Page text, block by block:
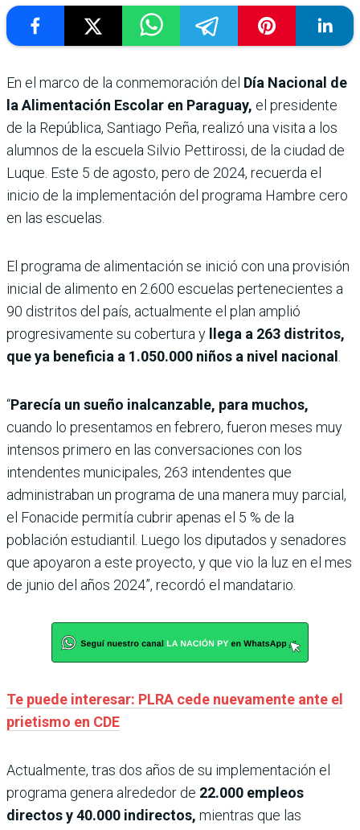
En el marco de la conmemoración del Día Nacional de
la Alimentación Escolar en Paraguay, el presidente
de la República, Santiago Peña, realizó una visita a los
alumnos de la escuela Silvio Pettirossi, de la ciudad de
Luque. Este 5 de agosto, pero de 2024, recuerda el
inicio de la implementación del programa Hambre cero
en las escuelas.
El programa de alimentación se inició con una provisión
inicial de alimento en 2.600 escuelas pertenecientes a
90 distritos del país, actualmente el plan amplió
progresivamente su cobertura y
llega a 263 distritos,
que ya beneficia a 1.050.000 niños a nivel nacional .
“Parecía un sueño inalcanzable, para muchos,
cuando lo presentamos en febrero, fueron meses muy
intensos primero en las conversaciones con los
intendentes municipales, 263 intendentes que
administraban un programa de una manera muy parcial,
el Fonacide permitía cubrir apenas el 5 % de la
población estudiantil. Luego los diputados y senadores
que apoyaron a este proyecto, y que vio la luz en el mes
de junio del años 2024”, recordó el mandatario.
Te puede interesar: PLRA cede nuevamente ante el
prietismo en CDE
Actualmente, tras dos años de su implementación el
programa genera alrededor de 22.000 empleos
directos y 40.000 indirectos, mientras que las